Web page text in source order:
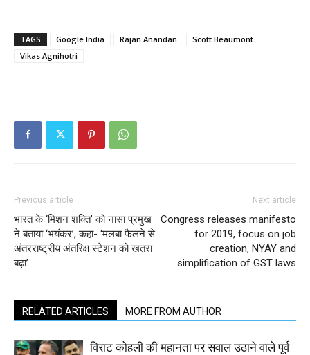
TAGS Google India Rajan Anandan
Scott Beaumont
Vikas Agnihotri
Previous article
भारत के ‘मिशन शक्ति’ को नासा प्रमुख
ने बताया ‘भयंकर’, कहा- ‘मलबा फैलने से
अंतरराष्ट्रीय अंतरिक्ष स्टेशन को खतरा
बढ़ा’
Next article
Congress releases manifesto
for 2019, focus on job
creation, NYAY and
simplification of GST laws
RELATED ARTICLES MORE FROM AUTHOR
विराट कोहली की महानता पर सवाल उठाने वाले पूर्व